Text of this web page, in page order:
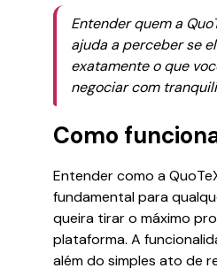
Entender quem a
ajuda a perceber se
exatamente o que
negociar com
Como
Entender como a
fundamental para
queira tirar o máximo
plataforma. A
além do simples ato de